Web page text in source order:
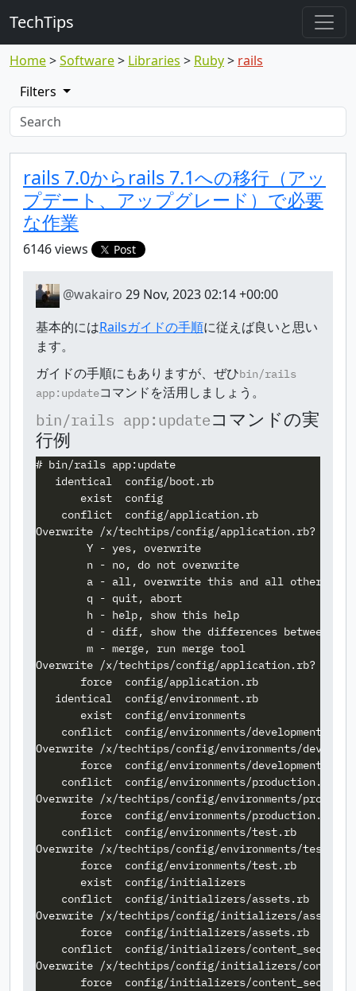
TechTips
Home Software Libraries Ruby
rails
Filters
Highlighted topic
Topic
rails 7.0からrails 7.1への移行（アッ
プデート、アップグレード）で必要
な作業
6146 views Post
@wakairo 29 Nov, 2023 02:14 +00:00
基本的にはRailsガイドの手順に従えば良いと思い
ます。
ガイドの手順にもありますが、ぜひbin/rails
app:updateコマンドを活用しましょう。
bin/rails app:updateコマンドの実
行例
# bin/rails app:update
   identical  config/boot.rb
       exist  config
    conflict  config/application.rb
Overwrite /x/techtips/config/application.rb?
        Y - yes, overwrite
        n - no, do not overwrite
        a - all, overwrite this and all others
        q - quit, abort
        h - help, show this help
d - diff, show the differences between
        m - merge, run merge tool
Overwrite /x/techtips/config/application.rb?
       force  config/application.rb
   identical  config/environment.rb
       exist  config/environments
    conflict  config/environments/development.rb
Overwrite /x/techtips/config/environments/
       force  config/environments/development.rb
    conflict  config/environments/production.rb
Overwrite /x/techtips/config/environments/
       force  config/environments/production.rb
    conflict  config/environments/test.rb
Overwrite /x/techtips/config/environments/
       force  config/environments/test.rb
       exist  config/initializers
    conflict  config/initializers/assets.rb
Overwrite /x/techtips/config/initializers/
       force  config/initializers/assets.rb
conflict  config/initializers/
Overwrite /x/techtips/config/initializers/
force  config/initializers/